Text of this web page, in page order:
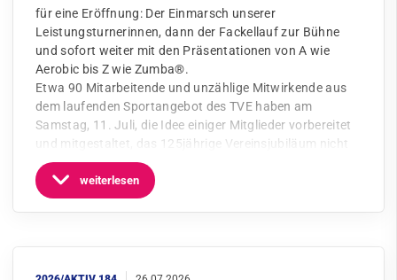
für eine Eröffnung: Der Einmarsch unserer
Leistungsturnerinnen, dann der Fackellauf zur Bühne
und sofort weiter mit den Präsentationen von A wie
Aerobic bis Z wie Zumba®.
Etwa 90 Mitarbeitende und unzählige Mitwirkende aus
dem laufenden Sportangebot des TVE haben am
Samstag, 11. Juli, die Idee einiger Mitglieder vorbereitet
und mitgestaltet, das 125jährige Vereinsjubiläum nicht
weiterlesen